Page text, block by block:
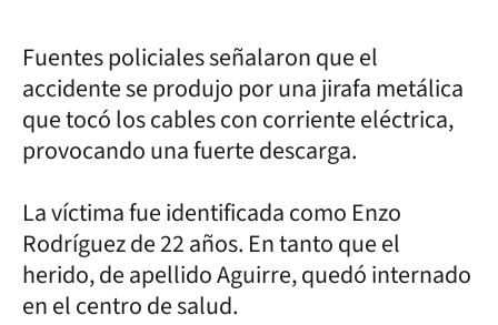
Fuentes policiales señalaron que el
accidente se produjo por una jirafa metálica
que tocó los cables con corriente eléctrica,
provocando una fuerte descarga.
La víctima fue identificada como Enzo
Rodríguez de 22 años. En tanto que el
herido, de apellido Aguirre, quedó internado
en el centro de salud.